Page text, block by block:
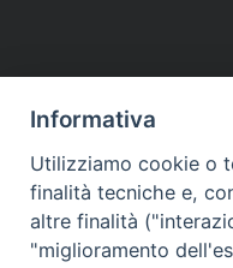
MODULISTICA
Informativa
Utilizziamo cookie o
finalità tecniche e,
altre finalità
"miglioramento